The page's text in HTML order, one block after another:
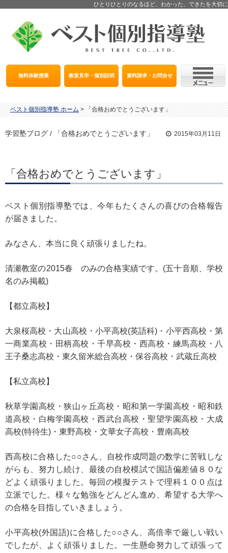
ひとりひとりのなるほど、わかった、できたを大切に
無料体験授業 教室見学・個別説明 資料請求・お問合せ
ベスト個別指導塾 ホーム > 「合格おめでとうございます」
学習塾ブログ / 「合格おめでとうございます」 2015年03月11日
「合格おめでとうございます」
ベスト個別指導塾では、今年もたくさんの喜びの合格報告
が届きました。
みなさん、本当に良く頑張りましたね。
清瀬教室の2015春 のみの合格実績です。(五十音順、学校
名のみ掲載)
【都立高校】
大泉桜高校・大山高校・小平高校(英語科)・小平西高校・第
一商業高校・田柄高校・千早高校・西高校・練馬高校・八
王子桑志高校・東久留米総合高校・保谷高校・武蔵丘高校
【私立高校】
秋草学園高校・狭山ヶ丘高校・昭和第一学園高校・昭和鉄
道高校・白梅学園高校・西武台高校・聖望学園高校・大成
高校(特待生)・東野高校・文華女子高校・豊南高校
西高校に合格した○○さん、自校作成問題の数学に苦戦しな
がらも、努力し続け、最後の自校模試で国語偏差値８０な
どよく頑張りました。毎回の模擬テストで理科１００点は
立派でした。様々な勉強をどんどん進め、希望する大学へ
の合格を目指していきましょう。
小平高校(外国語)に合格した○○さん、高倍率で厳しい戦い
でしたが、よく頑張りました。一生懸命努力して頑張って